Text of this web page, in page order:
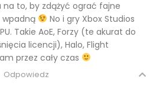
na to, by zdążyć ograć fajne
wpadną
No i gry Xbox Studios
Takie AoE, Forzy (te akurat do
licencji), Halo, Flight
przez cały czas
Odpowiedz